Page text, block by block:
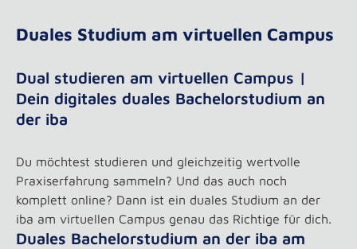
Duales Studium am virtuellen Campus
Dual studieren am virtuellen Campus |
Dein digitales duales Bachelorstudium an
der iba
Du möchtest studieren und gleichzeitig wertvolle
Praxiserfahrung sammeln? Und das auch noch
komplett online? Dann ist ein duales Studium an der
iba am virtuellen Campus genau das Richtige für dich.
Duales Bachelorstudium an der iba am